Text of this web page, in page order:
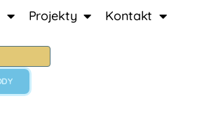
Projekty Kontakt